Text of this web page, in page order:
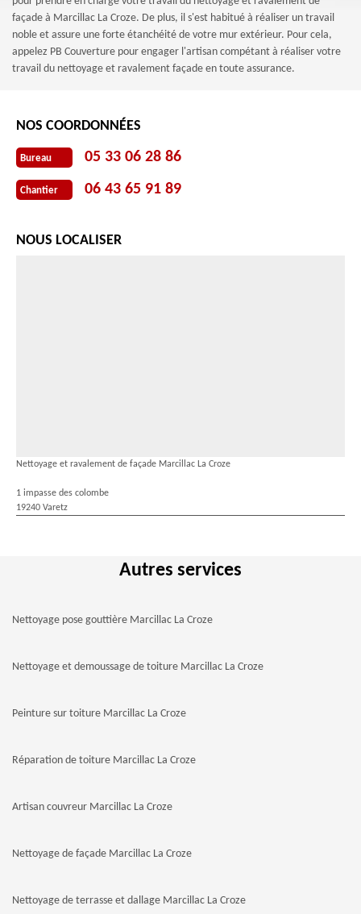
façade à Marcillac La Croze. De plus, il s'est habitué à réaliser un travail
noble et assure une forte étanchéité de votre mur extérieur. Pour cela,
appelez PB Couverture pour engager l'artisan compétant à réaliser votre
travail du nettoyage et ravalement façade en toute assurance.
NOS COORDONNÉES
Bureau 05 33 06 28 86
Chantier 06 43 65 91 89
NOUS LOCALISER
Nettoyage et ravalement de façade Marcillac La Croze
1 impasse des colombe
19240 Varetz
Autres services
Nettoyage pose gouttière Marcillac La Croze
Nettoyage et demoussage de toiture Marcillac La Croze
Peinture sur toiture Marcillac La Croze
Réparation de toiture Marcillac La Croze
Artisan couvreur Marcillac La Croze
Nettoyage de façade Marcillac La Croze
Nettoyage de terrasse et dallage Marcillac La Croze